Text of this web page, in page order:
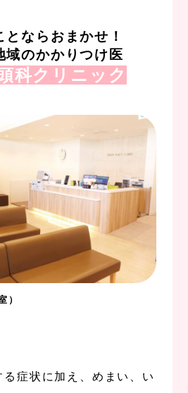
ならおまかせ！
域のかかりつけ医
科クリニック
）
症状に加え、めまい、い